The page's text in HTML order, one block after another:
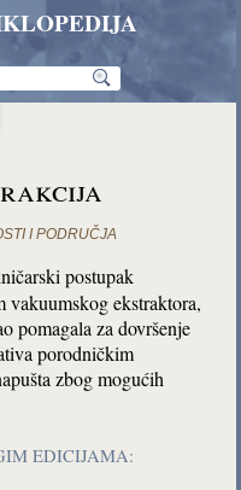
I PODRUČJA
postupak
vakuumskog ekstraktora,
pomagala za dovršenje
porodničkim
zbog mogućih
EDICIJAMA: